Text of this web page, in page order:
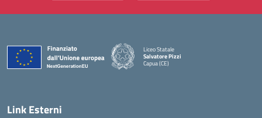
Liceo Statale
Salvatore Pizzi
Capua (CE)
— Visita la pagina iniziale della scuola
Link Esterni